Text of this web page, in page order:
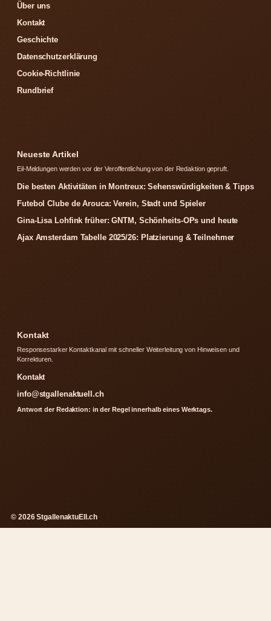
Über uns
Kontakt
Geschichte
Datenschutzerklärung
Cookie-Richtlinie
Rundbrief
Neueste Artikel
Eil-Meldungen werden vor der Veroffentlichung von der Redaktion gepruft.
Die besten Aktivitäten in Montreux: Sehenswürdigkeiten & Tipps
Futebol Clube de Arouca: Verein, Stadt und Spieler
Gina-Lisa Lohfink früher: GNTM, Schönheits-OPs und heute
Ajax Amsterdam Tabelle 2025/26: Platzierung & Teilnehmer
Kontakt
Responsestarker Kontaktkanal mit schneller Weiterleitung von Hinweisen und
Korrekturen.
Kontakt
info@stgallenaktuell.ch
Antwort der Redaktion: in der Regel innerhalb eines Werktags.
© 2026 StgallenaktuEll.ch